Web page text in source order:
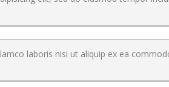
laboris nisi ut aliquip ex ea